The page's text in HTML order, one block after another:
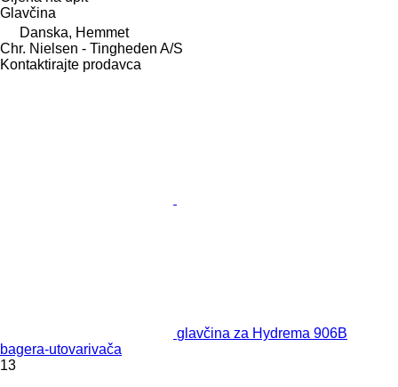
Glavčina
Danska, Hemmet
Chr. Nielsen - Tingheden A/S
Kontaktirajte prodavca
glavčina za Hydrema 906B
bagerа-utovarivačа
13